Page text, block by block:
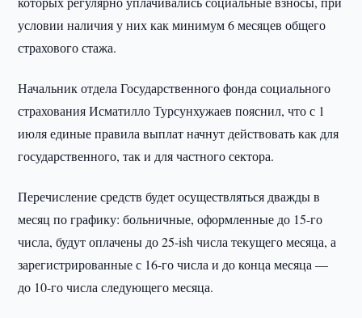
условии наличия у них как минимум 6 месяцев общего
страхового стажа.
Начальник отдела Государственного фонда социального
страхования Исматилло Турсунхужаев пояснил, что с 1
июля единые правила выплат начнут действовать как для
государственного, так и для частного сектора.
Перечисление средств будет осуществляться дважды в
месяц по графику: больничные, оформленные до 15-го
числа, будут оплачены до 25-ish числа текущего месяца, а
зарегистрированные с 16-го числа и до конца месяца —
до 10-го числа следующего месяца.